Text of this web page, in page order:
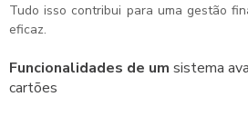
Tudo isso contribui para uma gestão
eficaz.
Funcionalidades de um sistema
cartões